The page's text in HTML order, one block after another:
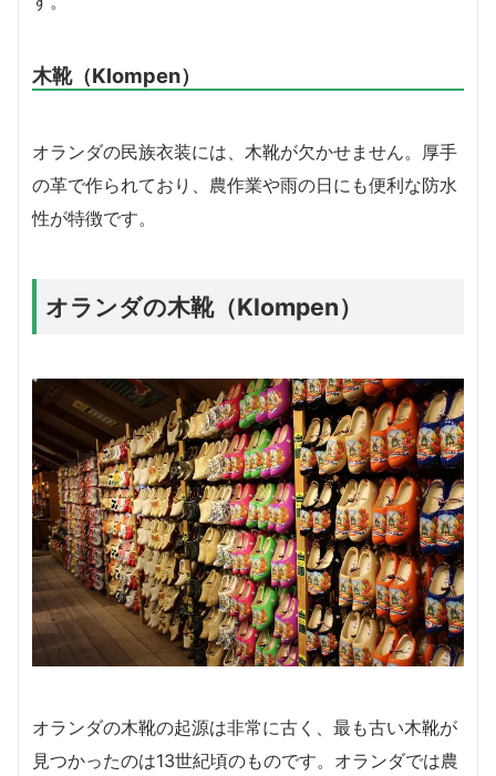
木靴（Klompen）
オランダの民族衣装には、木靴が欠かせません。厚手
の革で作られており、農作業や雨の日にも便利な防水
性が特徴です。
オランダの木靴（Klompen）
オランダの木靴の起源は非常に古く、最も古い木靴が
見つかったのは13世紀頃のものです。オランダでは農